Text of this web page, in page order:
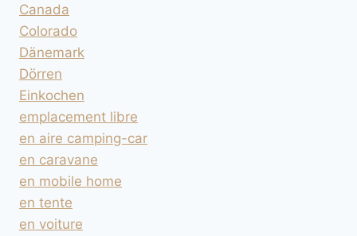
Canada
Colorado
Dänemark
Dörren
Einkochen
emplacement libre
en aire camping-car
en caravane
en mobile home
en tente
en voiture